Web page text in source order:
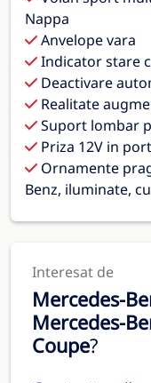
Nappa
Anvelope vara
Indicator stare
Deactivare
Realitate
Suport lombar
Priza 12V in
Ornamente
Benz, iluminate,
Interesat de
Mercedes-
Mercedes-
Coupe?